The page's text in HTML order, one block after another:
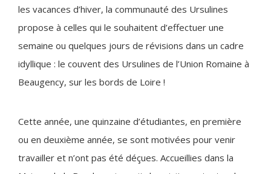
les vacances d’hiver, la communauté des Ursulines
propose à celles qui le souhaitent d’effectuer une
semaine ou quelques jours de révisions dans un cadre
idyllique : le couvent des Ursulines de l’Union Romaine à
Beaugency, sur les bords de Loire !
Cette année, une quinzaine d’étudiantes, en première
ou en deuxième année, se sont motivées pour venir
travailler et n’ont pas été déçues. Accueillies dans la